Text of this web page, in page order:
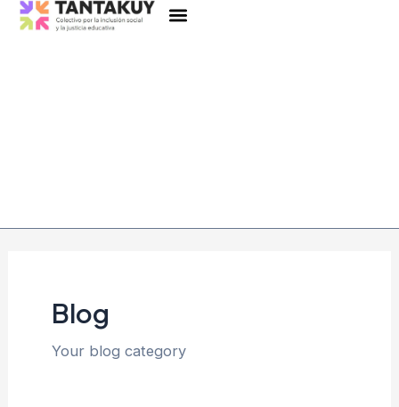
Skip
Menu
Blog
Your blog category